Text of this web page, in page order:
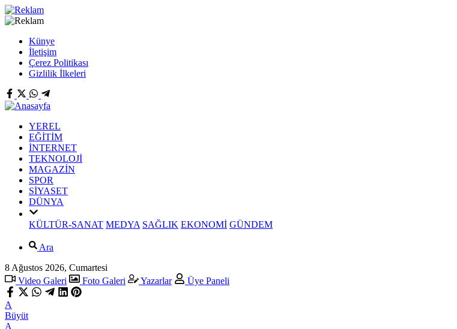
Künye
İletişim
Çerez Politikası
Gizlilik İlkeleri
YEREL
EĞİTİM
İNTERNET
TEKNOLOJİ
MAGAZİN
SPOR
SİYASET
DÜNYA
KÜLTÜR-SANAT MEDYA SAĞLIK EKONOMİ GÜNDEM
Ara
8 Ağustos 2026, Cumartesi
Video Galeri
Foto Galeri Yazarlar Üye Paneli
A
Büyüt
A